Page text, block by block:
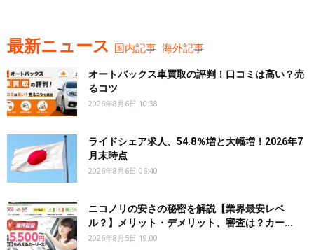
最新ニュース 国内記事 海外記事
オートバックス車買取の評判！口コミは高い？売
るコツ
2026年8月6日 10:38
ライドシェア求人、54.8％増と大幅増！2026年7
月末時点
2026年8月6日 06:40
ニコノリの安さの秘密を解説【業界最安レベ
ル？】メリット・デメリット、審査は？カー...
2026年8月5日 19:00